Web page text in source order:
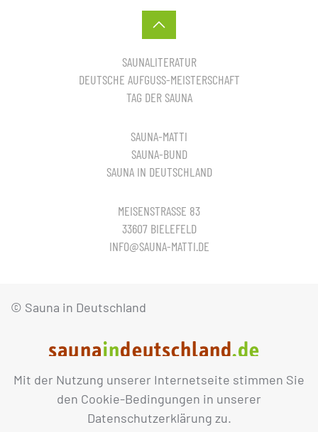
Mit der Nutzung unserer Internetseite stimmen Sie
den Cookie-Bedingungen in unserer
Datenschutzerklärung zu.
SAUNALITERATUR
DEUTSCHE AUFGUSS-MEISTERSCHAFT
TAG DER SAUNA
SAUNA-MATTI
SAUNA-BUND
SAUNA IN DEUTSCHLAND
MEISENSTRASSE 83
33607 BIELEFELD
INFO@SAUNA-MATTI.DE
© Sauna in Deutschland
IMPRESSUM DATENSCHUTZ